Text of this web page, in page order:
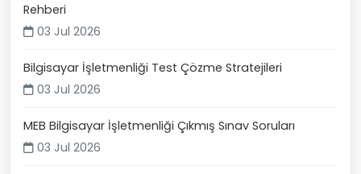
Rehberi
03 Jul 2026
Bilgisayar İşletmenliği Test Çözme Stratejileri
03 Jul 2026
MEB Bilgisayar İşletmenliği Çıkmış Sınav Soruları
03 Jul 2026